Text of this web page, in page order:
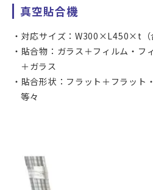
真空貼合機
対応サイズ：W300×L450×t（
貼合物：ガラス＋フィルム・フ
＋ガラス
貼合形状：フラット＋フラット
等々
チャンバー真空度：50Pa以下
真空貼り合わせ装置です。